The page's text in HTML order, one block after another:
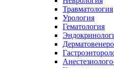
Травматология
Урология
Гематология